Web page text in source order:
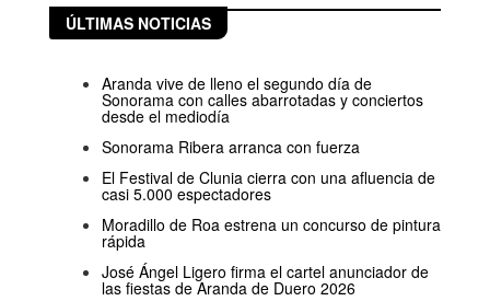
ÚLTIMAS NOTICIAS
Aranda vive de lleno el segundo día de
Sonorama con calles abarrotadas y conciertos
desde el mediodía
Sonorama Ribera arranca con fuerza
El Festival de Clunia cierra con una afluencia de
casi 5.000 espectadores
Moradillo de Roa estrena un concurso de pintura
rápida
José Ángel Ligero firma el cartel anunciador de
las fiestas de Aranda de Duero 2026